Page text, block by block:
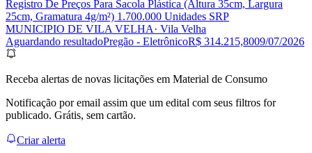
Registro De Preços Para Sacola Plástica (Altura 35cm, Largura
25cm, Gramatura 4g/m²) 1.700.000 Unidades SRP
MUNICIPIO DE VILA VELHA· Vila Velha
Aguardando resultadoPregão - EletrônicoR$ 314.215,8009/07/2026
Receba alertas de novas licitações em Material de Consumo
Notificação por email assim que um edital com seus filtros for
publicado. Grátis, sem cartão.
Criar alerta